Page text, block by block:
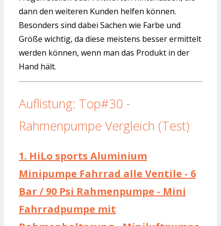
dann den weiteren Kunden helfen können.
Besonders sind dabei Sachen wie Farbe und
Größe wichtig, da diese meistens besser ermittelt
werden können, wenn man das Produkt in der
Hand hält.
Auflistung: Top#30 -
Rahmenpumpe Vergleich (Test)
1. HiLo sports Aluminium
Minipumpe Fahrrad alle Ventile - 6
Bar / 90 Psi Rahmenpumpe - Mini
Fahrradpumpe mit